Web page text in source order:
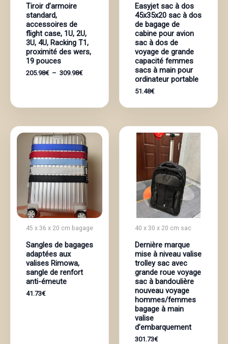
Tiroir d’armoire
standard,
accessoires de
flight case, 1U, 2U,
3U, 4U, Racking T1,
proximité des wers,
19 pouces
205.98€ – 309.98€Plage
à
Easyjet sac à dos
45x35x20 sac à dos
de bagage de
cabine pour avion
sac à dos de
voyage de grande
capacité femmes
sacs à main pour
ordinateur portable
51.48€
45 x 36 x 20 cm bagage
Sangles de bagages
adaptées aux
valises Rimowa,
sangle de renfort
anti-émeute
41.73€
40 x 30 x 20 cm sac
Dernière marque
mise à niveau valise
trolley sac avec
grande roue voyage
sac à bandoulière
nouveau voyage
hommes/femmes
bagage à main
valise
d’embarquement
301.73€